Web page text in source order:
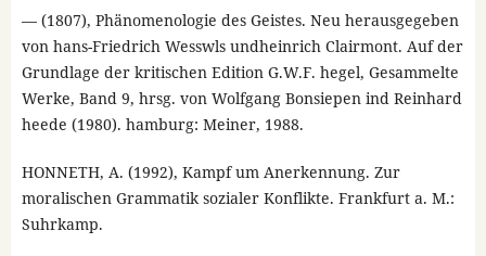
— (1807), Phänomenologie des Geistes. Neu herausgegeben
von hans-Friedrich Wesswls undheinrich Clairmont. Auf der
Grundlage der kritischen Edition G.W.F. hegel, Gesammelte
Werke, Band 9, hrsg. von Wolfgang Bonsiepen ind Reinhard
heede (1980). hamburg: Meiner, 1988.
HONNETH, A. (1992), Kampf um Anerkennung. Zur
moralischen Grammatik sozialer Konflikte. Frankfurt a. M.:
Suhrkamp.